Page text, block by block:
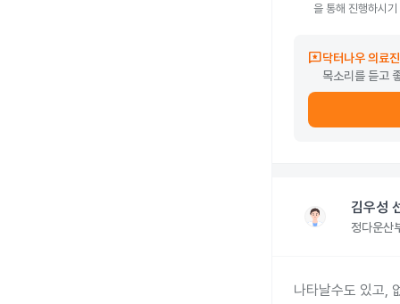
을 통해 진행하시
reviews닥터나우 의료
목소리를 듣고
김우성
정다운산
나타날수도 있고,